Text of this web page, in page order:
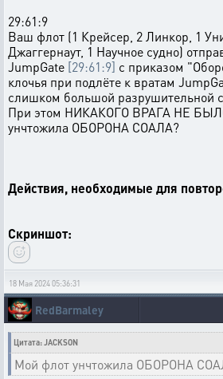
29:61:9
Ваш флот (1 Крейсер, 2 Линкор, 1
Джаггернаут, 1 Научное судно)
JumpGate [29:61:9] с приказом
клочья при подлёте к вратам
слишком большой разрушительной
При этом НИКАКОГО ВРАГА НЕ
унчтожила ОБОРОНА СОАЛА?
Действия, необходимые для
Скриншот:
18 Мая 2024 05:36:31
RedBarmaley
Цитата: JACKSON
Мой флот унчтожила ОБОРОНА